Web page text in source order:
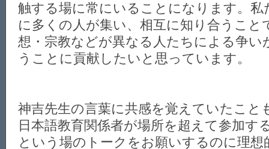
触する場に常にいることになります。私
に多くの人が集い、相互に知り合うこと
想・宗教などが異なる人たちによる争い
うことに貢献したいと思っています。
神吉先生の言葉に共感を覚えていたこと
日本語教育関係者が場所を超えて参加す
という場のトークをお願いするのに理